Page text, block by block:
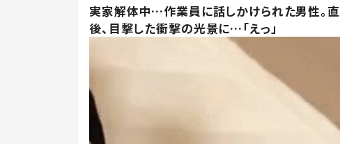
実家解体中…作業員に話しかけられた男性。直
後、目撃した衝撃の光景に…「えっ」